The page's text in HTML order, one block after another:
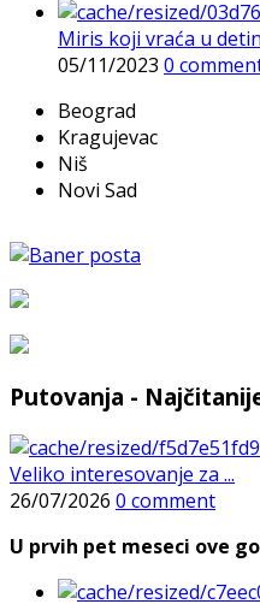
Miris koji vraća u
05/11/2023 0
Beograd
Kragujevac
Niš
Novi Sad
Putovanja -
Veliko interesovanje za ...
26/07/2026 0 comment
U prvih pet meseci ove